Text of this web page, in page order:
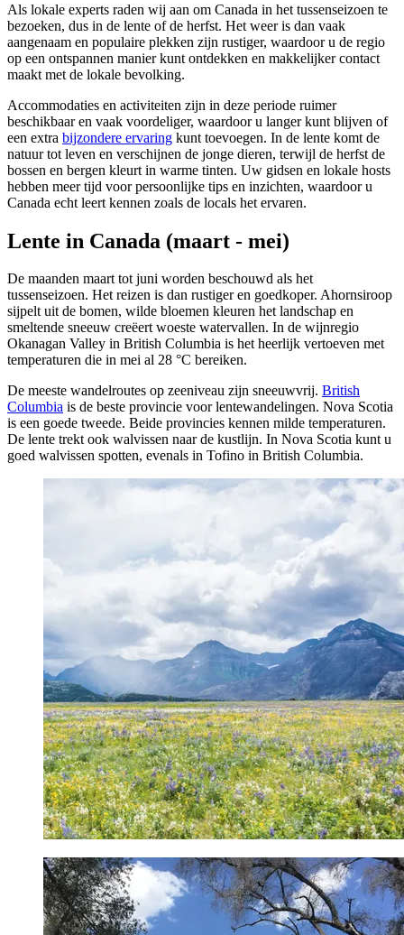
Als lokale experts raden wij aan om Canada in het tussenseizoen te
bezoeken, dus in de lente of de herfst. Het weer is dan vaak
aangenaam en populaire plekken zijn rustiger, waardoor u de regio
op een ontspannen manier kunt ontdekken en makkelijker contact
maakt met de lokale bevolking.
Accommodaties en activiteiten zijn in deze periode ruimer
beschikbaar en vaak voordeliger, waardoor u langer kunt blijven of
een extra bijzondere ervaring kunt toevoegen. In de lente komt de
natuur tot leven en verschijnen de jonge dieren, terwijl de herfst de
bossen en bergen kleurt in warme tinten. Uw gidsen en lokale hosts
hebben meer tijd voor persoonlijke tips en inzichten, waardoor u
Canada echt leert kennen zoals de locals het ervaren.
Lente in Canada (maart - mei)
De maanden maart tot juni worden beschouwd als het
tussenseizoen. Het reizen is dan rustiger en goedkoper. Ahornsiroop
sijpelt uit de bomen, wilde bloemen kleuren het landschap en
smeltende sneeuw creëert woeste watervallen. In de wijnregio
Okanagan Valley in British Columbia is het heerlijk vertoeven met
temperaturen die in mei al 28 °C bereiken.
De meeste wandelroutes op zeeniveau zijn sneeuwvrij. British
Columbia is de beste provincie voor lentewandelingen. Nova Scotia
is een goede tweede. Beide provincies kennen milde temperaturen.
De lente trekt ook walvissen naar de kustlijn. In Nova Scotia kunt u
goed walvissen spotten, evenals in Tofino in British Columbia.